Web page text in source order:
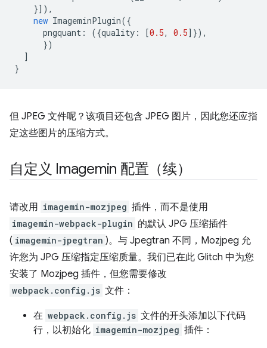
}]),
new ImageminPlugin({
pngquant : ({quality : [0.5, 0.5]}),
})
]
}
但 JPEG 文件呢？该项目还包含 JPEG 图片，因此您还应指
定这些图片的压缩方式。
自定义 Imagemin 配置（续）
请改用 imagemin-mozjpeg 插件，而不是使用
imagemin-webpack-plugin 的默认 JPG 压缩插件
( imagemin-jpegtran )。与 Jpegtran 不同，Mozjpeg 允
许您为 JPG 压缩指定压缩质量。我们已在此 Glitch 中为您
安装了 Mozjpeg 插件，但您需要修改
webpack.config.js 文件：
在 webpack.config.js 文件的开头添加以下代码
行，以初始化 imagemin-mozjpeg 插件：